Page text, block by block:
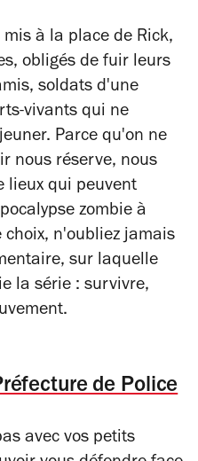
à la place de Rick,
obligés de fuir leurs
soldats d'une
vivants qui ne
Parce qu'on ne
nous réserve, nous
lieux qui peuvent
zombie à
choix, n'oubliez jamais
sur laquelle
la série : survivre,
de Police
avec vos petits